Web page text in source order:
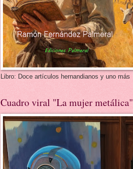
Libro: Doce artículos hernandianos y uno más
Cuadro viral "La mujer metálica"